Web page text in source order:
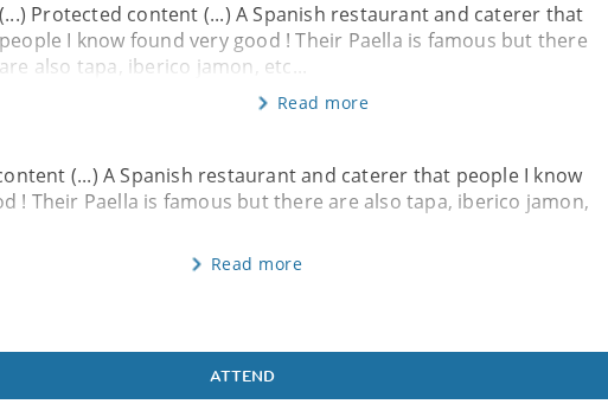
(...) Protected content (...) A Spanish restaurant and caterer that
people I know found very good ! Their Paella is famous but there
are also tapa, iberico jamon, etc...
Read more
(...) A Spanish restaurant and caterer that people I know
! Their Paella is famous but there are also tapa, iberico jamon,
Read more
ATTEND